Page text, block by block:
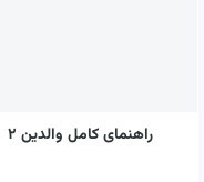
راهنمای کامل والدین ۲